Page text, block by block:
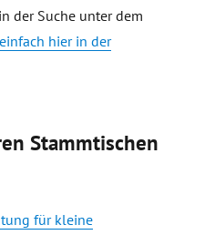
der Suche unter dem
einfach hier in der
Stammtischen
für kleine